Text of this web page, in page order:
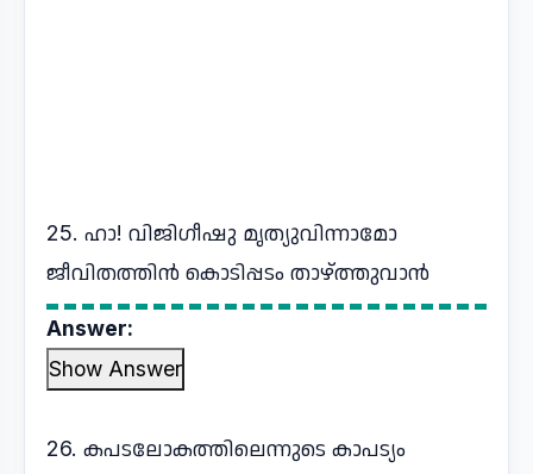
25. ഹാ! വിജിഗീഷു മൃത്യുവിന്നാമോ
ജീവിതത്തിന്‍ കൊടിപ്പടം താഴ്ത്തുവാന്‍
Answer:
Show Answer
26. കപടലോകത്തിലെന്നുടെ കാപട്യം